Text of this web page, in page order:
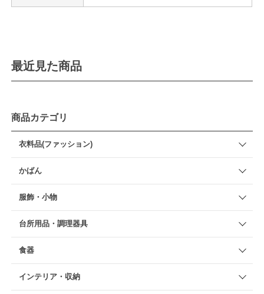
最近見た商品
商品カテゴリ
衣料品(ファッション)
かばん
服飾・小物
台所用品・調理器具
食器
インテリア・収納